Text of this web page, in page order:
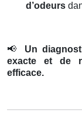
d’odeurs
📢
Un
exacte et de
efficace.